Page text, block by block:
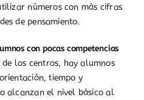
números con más cifras
de pensamiento.
con pocas competencias
los centros, hay alumnos
tiempo y
alcanzan el nivel básico al